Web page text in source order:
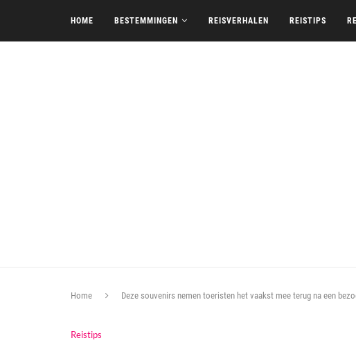
HOME BESTEMMINGEN REISVERHALEN REISTIPS
Home Deze souvenirs nemen toeristen het vaakst mee terug na een
Reistips